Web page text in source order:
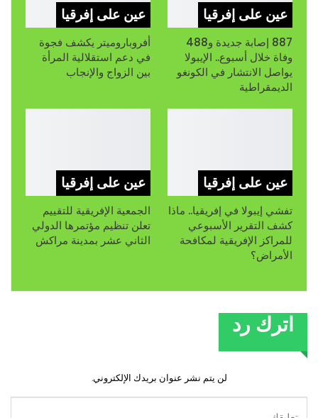
عين على إفرقيا
887 إصابة جديدة و488
وفاة خلال أسبوع.. الإيبولا
يواصل الانتشار في الكونغو
الديمقراطية
عين على إفرقيا
أفروباروميتر يكشف فجوة
في دعم استقلالية المرأة
بين الزواج والإنجاب
عين على إفرقيا
تفشي إيبولا في إفريقيا.. ماذا
كشف التقرير الأسبوعي
للمراكز الإفريقية لمكافحة
الأمراض؟
عين على إفرقيا
الجمعية الإفريقية للتقييم
تعلن تنظيم مؤتمرها الدولي
الثاني عشر بمدينة مراكش
اترك رد
لن يتم نشر عنوان بريدك الإلكتروني.